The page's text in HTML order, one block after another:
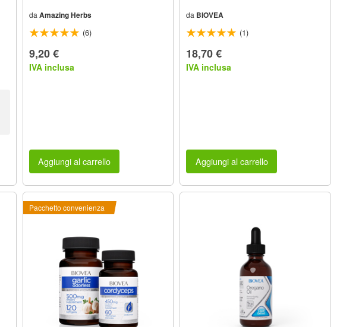
da Amazing Herbs
(6)
9,20 €
IVA inclusa
Aggiungi al carrello
da BIOVEA
(1)
18,70 €
IVA inclusa
Aggiungi al carrello
Pacchetto convenienza